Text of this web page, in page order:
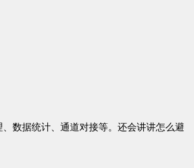
数据统计、通道对接等。还会讲讲怎么避